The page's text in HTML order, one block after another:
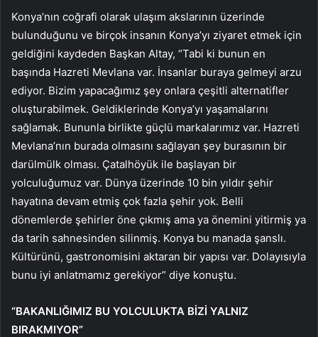
Konya’nın coğrafi olarak ulaşım akslarının üzerinde
bulunduğunu ve birçok insanın Konya’yı ziyaret etmek için
geldiğini kaydeden Başkan Altay, “Tabi ki bunun en
başında Hazreti Mevlana var. İnsanlar buraya gelmeyi arzu
ediyor. Bizim yapacağımız şey onlara çeşitli alternatifler
oluşturabilmek. Geldiklerinde Konya’yı yaşamalarını
sağlamak. Bununla birlikte güçlü markalarımız var. Hazreti
Mevlana’nın burada olmasını sağlayan şey burasının bir
darülmülk olması. Çatalhöyük ile başlayan bir
yolculuğumuz var. Dünya üzerinde 10 bin yıldır şehir
hayatına devam etmiş çok fazla şehir yok. Belli
dönemlerde şehirler öne çıkmış ama ya önemini yitirmiş ya
da tarih sahnesinden silinmiş. Konya bu manada şanslı.
Kültürünü, gastronomisini aktaran bir yapısı var. Dolayısıyla
bunu iyi anlatmamız gerekiyor” diye konuştu.
“BAKANLIĞIMIZ BU YOLCULUKTA BİZİ YALNIZ
BIRAKMIYOR”